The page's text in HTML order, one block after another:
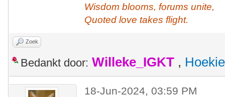
Wisdom blooms, forums unite,
Quoted love takes flight.
Zoek
Bedankt door: Willeke_IGKT , Hoekie
18-Jun-2024, 03:59 PM